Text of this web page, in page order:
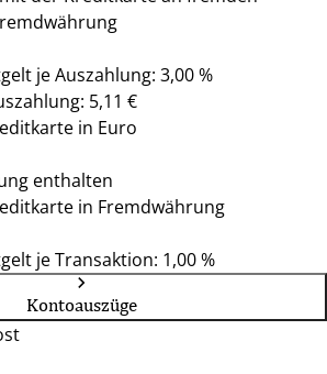
je Auszahlung: 3,00 %
5,11 €
in Euro
enthalten
in Fremdwährung
je Transaktion: 1,00 %
Kontoauszüge